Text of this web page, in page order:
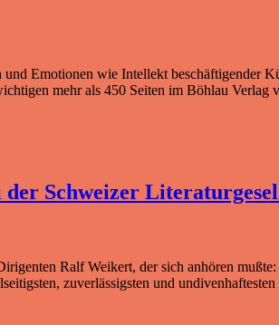
Emotionen wie Intellekt beschäftigender
mehr als 450 Seiten im Böhlau Verlag
Schweizer
Ralf Weikert, der sich anhören
zuverlässig­sten und